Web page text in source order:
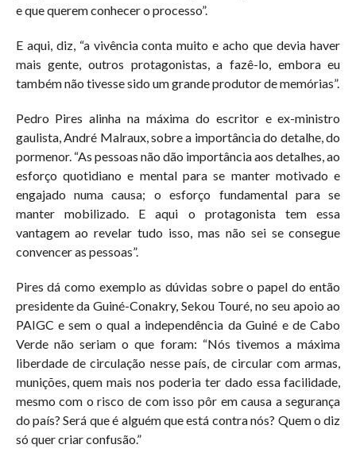
e que querem conhecer o processo”.
E aqui, diz, “a vivência conta muito e acho que devia haver
mais gente, outros protagonistas, a fazê-lo, embora eu
também não tivesse sido um grande produtor de memórias”.
Pedro Pires alinha na máxima do escritor e ex-ministro
gaulista, André Malraux, sobre a importância do detalhe, do
pormenor. “As pessoas não dão importância aos detalhes, ao
esforço quotidiano e mental para se manter motivado e
engajado numa causa; o esforço fundamental para se
manter mobilizado. E aqui o protagonista tem essa
vantagem ao revelar tudo isso, mas não sei se consegue
convencer as pessoas”.
Pires dá como exemplo as dúvidas sobre o papel do então
presidente da Guiné-Conakry, Sekou Touré, no seu apoio ao
PAIGC e sem o qual a independência da Guiné e de Cabo
Verde não seriam o que foram: “Nós tivemos a máxima
liberdade de circulação nesse país, de circular com armas,
munições, quem mais nos poderia ter dado essa facilidade,
mesmo com o risco de com isso pôr em causa a segurança
do país? Será que é alguém que está contra nós? Quem o diz
só quer criar confusão.”